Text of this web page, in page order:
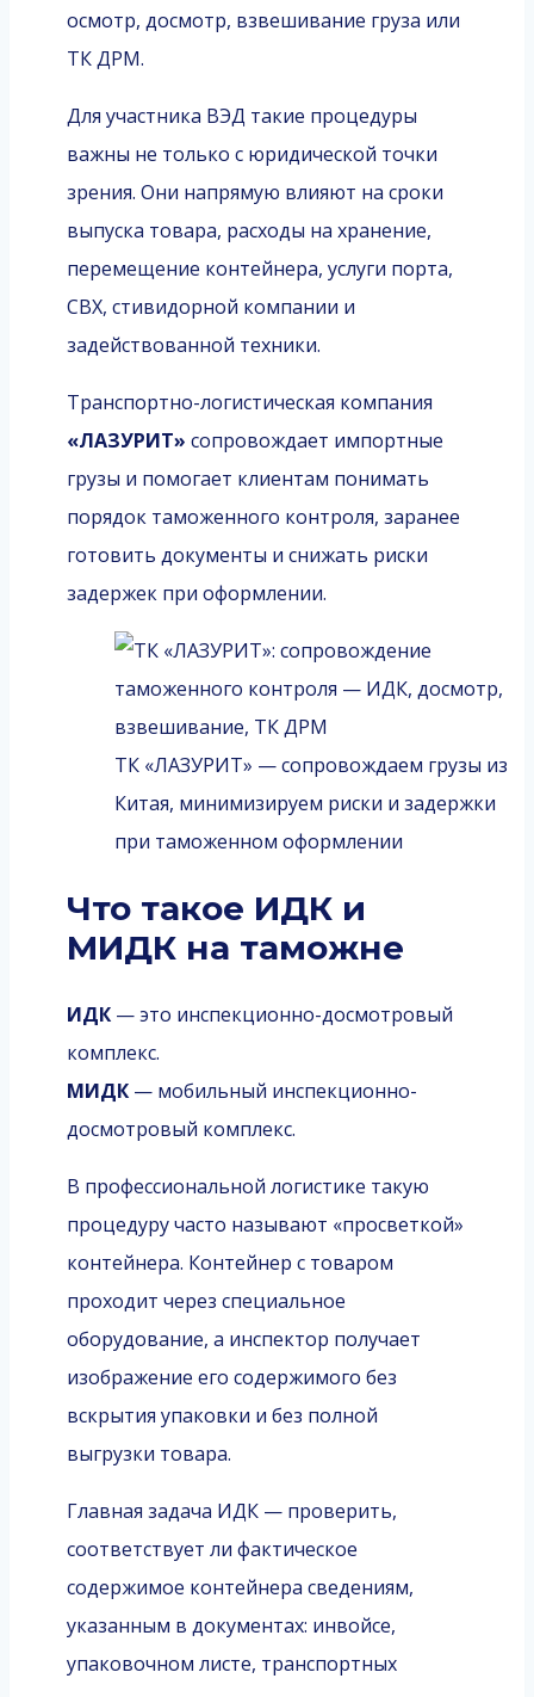
осмотр, досмотр, взвешивание груза или
ТК ДРМ.
Для участника ВЭД такие процедуры
важны не только с юридической точки
зрения. Они напрямую влияют на сроки
выпуска товара, расходы на хранение,
перемещение контейнера, услуги порта,
СВХ, стивидорной компании и
задействованной техники.
Транспортно-логистическая компания
«ЛАЗУРИТ» сопровождает импортные
грузы и помогает клиентам понимать
порядок таможенного контроля, заранее
готовить документы и снижать риски
задержек при оформлении.
ТК «ЛАЗУРИТ» — сопровождаем грузы из
Китая, минимизируем риски и задержки
при таможенном оформлении
Что такое ИДК и
МИДК на таможне
ИДК — это инспекционно-досмотровый
комплекс.
МИДК — мобильный инспекционно-
досмотровый комплекс.
В профессиональной логистике такую
процедуру часто называют «просветкой»
контейнера. Контейнер с товаром
проходит через специальное
оборудование, а инспектор получает
изображение его содержимого без
вскрытия упаковки и без полной
выгрузки товара.
Главная задача ИДК — проверить,
соответствует ли фактическое
содержимое контейнера сведениям,
указанным в документах: инвойсе,
упаковочном листе, транспортных